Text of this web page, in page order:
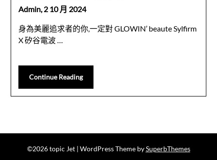
Admin,2 10 月 2024
身為美麗追求者的你,一定對 GLOWIN’ beaute Sylfirm
X 矽谷電波 …
Continue Reading
©2026 topic Jet | WordPress Theme bySuperbThemes